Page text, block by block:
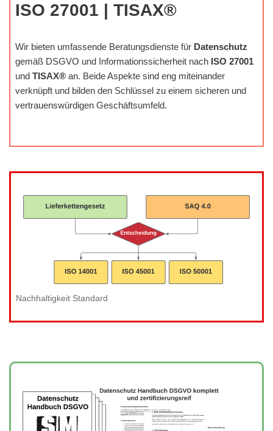
ISO 27001 | TISAX®
Wir bieten umfassende Beratungsdienste für Datenschutz
gemäß DSGVO und Informationssicherheit nach ISO 27001
und TISAX® an. Beide Aspekte sind eng miteinander
verknüpft und bilden den Schlüssel zu einem sicheren und
vertrauenswürdigen Geschäftsumfeld.
Nachhaltigkeit Standard